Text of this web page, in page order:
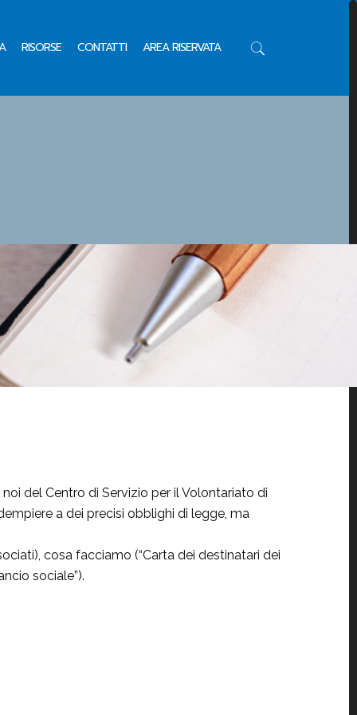
RISORSE CONTATTI AREA RISERVATA
del Centro di Servizio per il Volontariato di
a dei precisi obblighi di legge, ma
cosa facciamo (“Carta dei destinatari dei
sociale”).